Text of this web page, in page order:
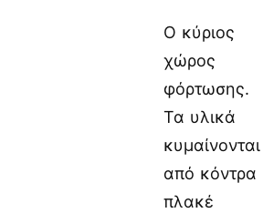
Ο κύριος
χώρος
φόρτωσης.
Τα υλικά
κυμαίνονται
από κόντρα
πλακέ